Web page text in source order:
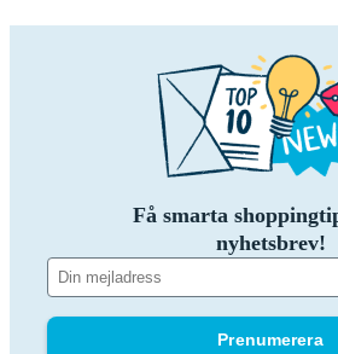
Få smarta
nyhetsbrev!
Prenumerera